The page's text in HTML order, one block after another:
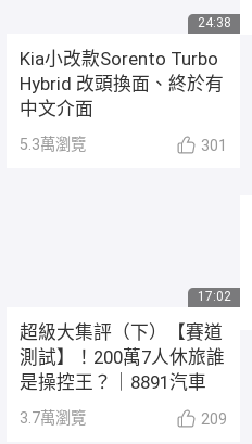
24:38
Kia小改款Sorento Turbo
Hybrid 改頭換面、終於有
中文介面
5.3萬瀏覽 301
17:02
超級大集評（下）【賽道
測試】！200萬7人休旅誰
是操控王？｜8891汽車
3.7萬瀏覽 209